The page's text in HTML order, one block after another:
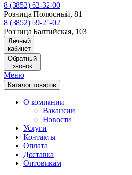
8 (3852) 62-32-00
Розница Полюсный, 81
8 (3852) 69-25-02
Розница Балтийская, 103
Личный
кабинет
Обратный
звонок
Меню
Каталог товаров
О компании
Вакансии
Новости
Услуги
Контакты
Оплата
Доставка
Оптовикам